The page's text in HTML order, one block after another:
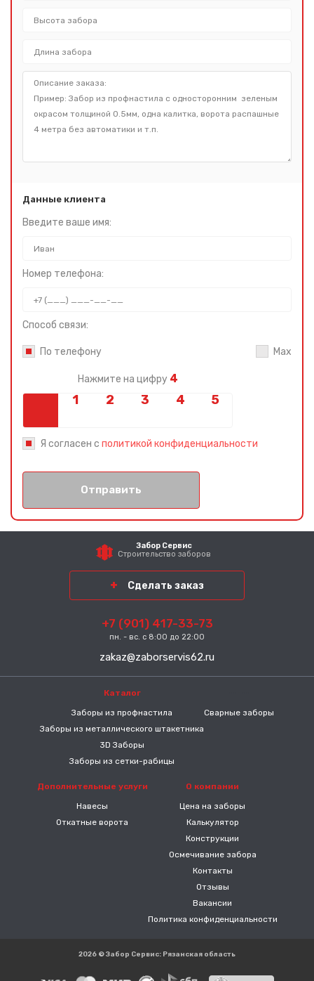
Данные клиента
Введите ваше имя:
Номер телефона:
Способ связи:
По телефону Max
Нажмите на цифру 4
Я согласен с политикой конфиденциальности
Отправить
Забор Сервис
Строительство заборов
Сделать заказ
+7 (901) 417-33-73
пн. - вс. с 8:00 до 22:00
zakaz@zaborservis62.ru
Каталог
Заборы из профнастила
Заборы из металлического штакетника
3D Заборы
Заборы из сетки-рабицы
Сварные заборы
Дополнительные услуги
Навесы
Откатные ворота
О компании
Цена на заборы
Калькулятор
Конструкции
Осмечивание забора
Контакты
Отзывы
Вакансии
Политика конфиденциальности
2026 © Забор Сервис: Рязанская область